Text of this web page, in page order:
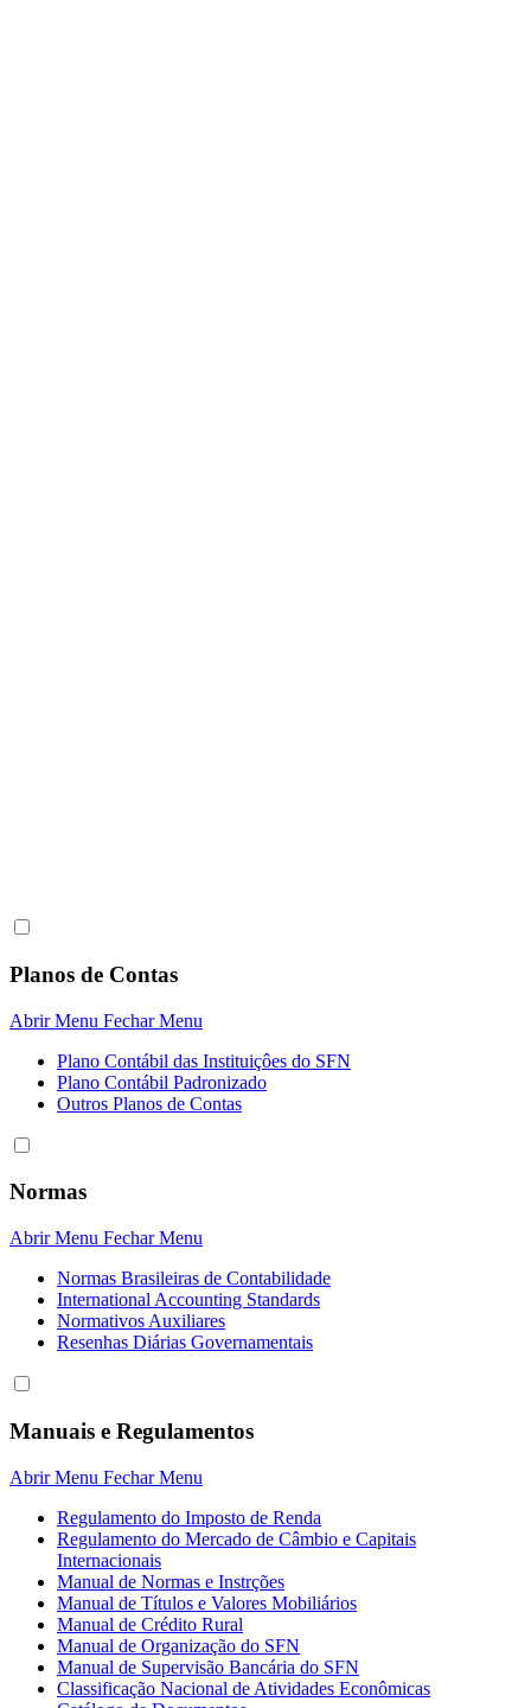
Planos de Contas
Abrir Menu Fechar Menu
Plano Contábil das Instituiçôes do SFN
Plano Contábil Padronizado
Outros Planos de Contas
Normas
Abrir Menu Fechar Menu
Normas Brasileiras de Contabilidade
International Accounting Standards
Normativos Auxiliares
Resenhas Diárias Governamentais
Manuais e Regulamentos
Abrir Menu Fechar Menu
Regulamento do Imposto de Renda
Regulamento do Mercado de Câmbio e Capitais
Internacionais
Manual de Normas e Instrções
Manual de Títulos e Valores Mobiliários
Manual de Crédito Rural
Manual de Organização do SFN
Manual de Supervisão Bancária do SFN
Classificação Nacional de Atividades Econômicas